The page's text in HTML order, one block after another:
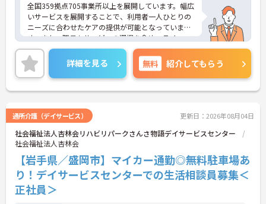
全国359拠点705事業所以上を展開しています。幅広
いサービスを展開することで、利用者一人ひとりの
ニーズに合わせたケアの提供が可能となっていま
す。また、職員もサービスの選択を含め、ライフス
タイルに合わせた働き方の選択肢が多くあります。
入社時研修はもちろん、サービス・職種ごとに研修
カリキュラムが整っており学び成長できる環境で
す。
ご興味のある方は面接対策ポイントなどお話致しま
詳細を見る 無料 紹介してもらう
通所介護（デイサービス） 更新日：2026年08月04日
社会福祉法人杏林会リハビリパークさんさ物語デイサービスセンター
社会福祉法人杏林会
【岩手県／盛岡市】マイカー通勤◎無料駐車場あ
り！デイサービスセンターでの生活相談員募集＜
正社員＞